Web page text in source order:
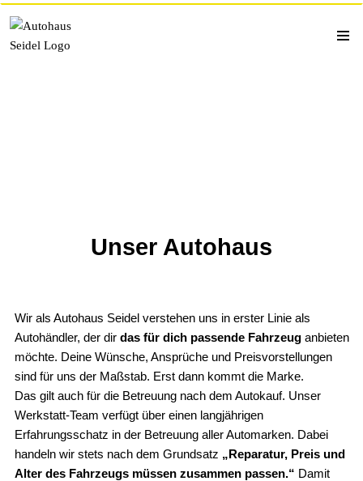
Zum
Unser Autohaus
Wir als Autohaus Seidel verstehen uns in erster Linie als
Autohändler, der dir das für dich passende Fahrzeug anbieten
möchte. Deine Wünsche, Ansprüche und Preisvorstellungen
sind für uns der Maßstab. Erst dann kommt die Marke.
Das gilt auch für die Betreuung nach dem Autokauf. Unser
Werkstatt-Team verfügt über einen langjährigen
Erfahrungsschatz in der Betreuung aller Automarken. Dabei
handeln wir stets nach dem Grundsatz „Reparatur, Preis und
Alter des Fahrzeugs müssen zusammen passen.“ Damit